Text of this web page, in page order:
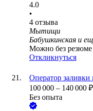
4.0
•
4 отзыва
Мытищи
Бабушкинская и
Можно без резюме
Откликнуться
Оператор
100 000 – 140 000 ₽
Без опыта